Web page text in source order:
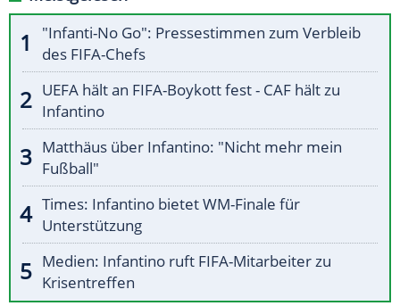
"Infanti-No Go": Pressestimmen zum Verbleib
des FIFA-Chefs
UEFA hält an FIFA-Boykott fest - CAF hält zu
Infantino
Matthäus über Infantino: "Nicht mehr mein
Fußball"
Times: Infantino bietet WM-Finale für
Unterstützung
Medien: Infantino ruft FIFA-Mitarbeiter zu
Krisentreffen